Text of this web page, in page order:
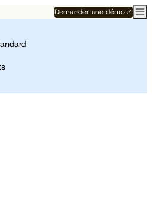
Demander une démo